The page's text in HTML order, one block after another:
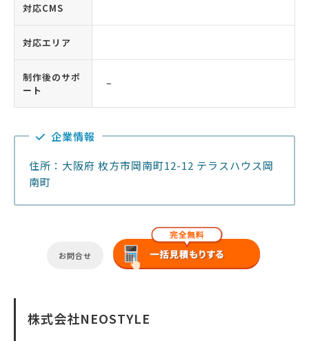
対応CMS
対応エリア
制作後のサポ
ート
−
企業情報
住所：大阪府 枚方市岡南町12-12 テラスハウス岡
南町
お問合せ
株式会社NEOSTYLE